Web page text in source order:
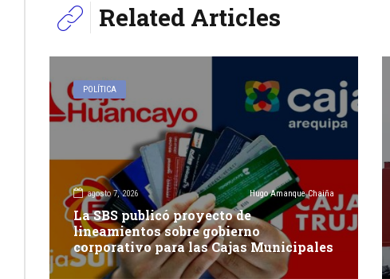
Related Articles
POLÍTICA
agosto 7, 2026 Hugo Amanque Chaiña
La SBS publicó proyecto de
lineamientos sobre gobierno
corporativo para las Cajas Municipales